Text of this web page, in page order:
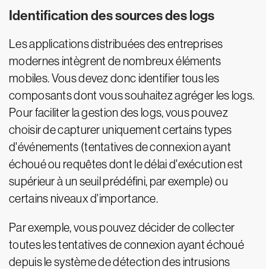
Identification des sources des logs
Les applications distribuées des entreprises
modernes intègrent de nombreux éléments
mobiles. Vous devez donc identifier tous les
composants dont vous souhaitez agréger les logs.
Pour faciliter la gestion des logs, vous pouvez
choisir de capturer uniquement certains types
d'événements (tentatives de connexion ayant
échoué ou requêtes dont le délai d'exécution est
supérieur à un seuil prédéfini, par exemple) ou
certains niveaux d'importance.
Par exemple, vous pouvez décider de collecter
toutes les tentatives de connexion ayant échoué
depuis le système de détection des intrusions